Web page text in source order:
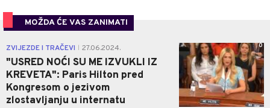
MOŽDA ĆE VAS ZANIMATI
ZVIJEZDE I TRAČEVI 27.06.2024.
"USRED NOĆI SU ME IZVUKLI IZ
KREVETA": Paris Hilton pred
Kongresom o jezivom
zlostavljanju u internatu
0